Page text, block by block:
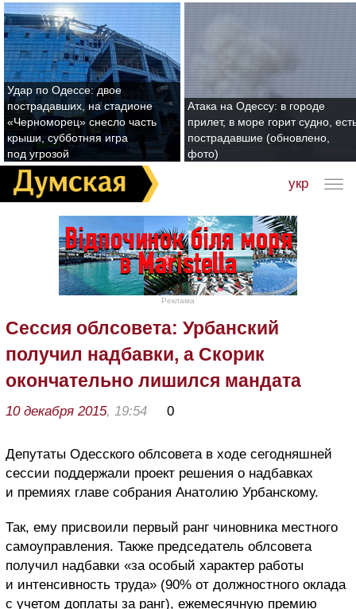
Удар по Одессе: двое
пострадавших, на стадионе
«Черноморец» снесло часть
крыши, субботняя игра
под угрозой
Атака на Одессу: в городе
прилет, в море горит судно,
пострадавшие (обновлено,
фото)
укр
Реклама
Сессия облсовета: Урбанский
получил надбавки, а Скорик
окончательно лишился мандата
10 декабря 2015, 19:54 0
Депутаты Одесского облсовета в ходе сегодняшней
сессии поддержали проект решения о надбавках
и премиях главе собрания Анатолию Урбанскому.
Так, ему присвоили первый ранг чиновника местного
самоуправления. Также председатель облсовета
получил надбавки «за особый характер работы
и интенсивность труда» (90% от должностного оклада
с учетом доплаты за ранг), ежемесячную премию